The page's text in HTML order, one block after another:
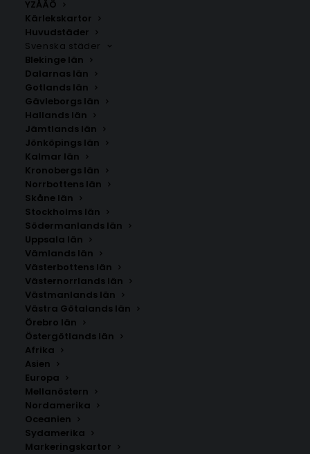
YZÅÄÖ
Kärlekskartor
Huvudstäder
Svenska städer
Blekinge län
Dalarnas län
Gotlands län
Gävleborgs län
Hallands län
Jämtlands län
Jönköpings län
Kalmar län
Kronobergs län
Norrbottens län
Skåne län
Stockholms län
Södermanlands län
Uppsala län
Vämlands län
Västerbottens län
Västernorrlands län
Västmanlands län
Västra Götalands län
Örebro län
Östergötlands län
Afrika
Asien
Europa
Mellanöstern
Nordamerika
Oceanien
Sydamerika
Markeringskartor
Smögen
Storlek
350.00kr
Handritad karta över Smögen i
Välj mellan fyra olika storlekar: 50×70 cm, 40×50 cm,